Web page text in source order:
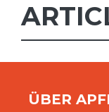
ÜBER